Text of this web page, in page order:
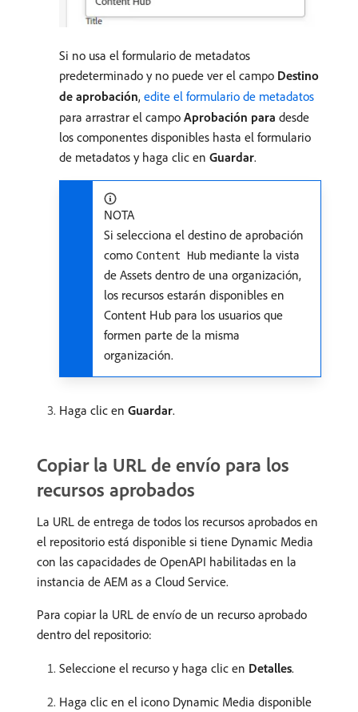
Si no usa el formulario de metadatos
predeterminado y no puede ver el campo Destino
de aprobación, edite el formulario de metadatos
para arrastrar el campo Aprobación para desde
los componentes disponibles hasta el formulario
de metadatos y haga clic en Guardar.
NOTA
Si selecciona el destino de aprobación
como Content Hub mediante la vista
de Assets dentro de una organización,
los recursos estarán disponibles en
Content Hub para los usuarios que
formen parte de la misma
organización.
Haga clic en Guardar.
Copiar la URL de envío para los
recursos aprobados
La URL de entrega de todos los recursos aprobados en
el repositorio está disponible si tiene Dynamic Media
con las capacidades de OpenAPI habilitadas en la
instancia de AEM as a Cloud Service.
Para copiar la URL de envío de un recurso aprobado
dentro del repositorio:
Seleccione el recurso y haga clic en Detalles.
Haga clic en el icono Dynamic Media disponible